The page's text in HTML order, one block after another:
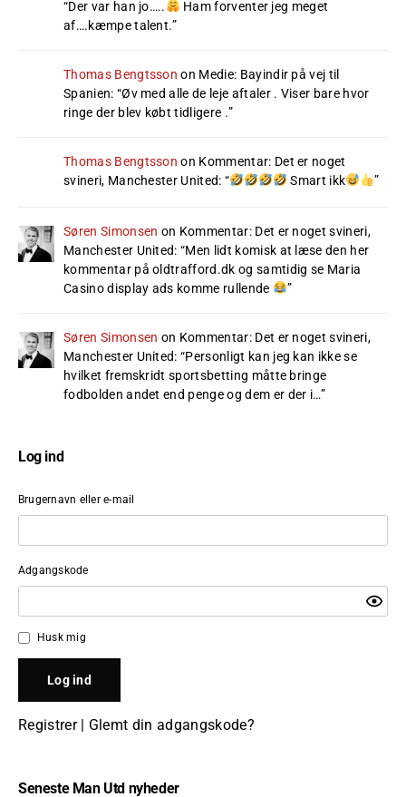
“Der var han jo…..
Ham forventer jeg meget
af….kæmpe talent.”
Thomas Bengtsson on Medie: Bayindir på vej til
Spanien: “Øv med alle de leje aftaler . Viser bare hvor
ringe der blev købt tidligere .”
Thomas Bengtsson on Kommentar: Det er noget
svineri, Manchester United: “ Smart ikk ”
Søren Simonsen on Kommentar: Det er noget svineri,
Manchester United: “Men lidt komisk at læse den her
kommentar på oldtrafford.dk og samtidig se Maria
Casino display ads komme rullende
”
Søren Simonsen on Kommentar: Det er noget svineri,
Manchester United: “Personligt kan jeg kan ikke se
hvilket fremskridt sportsbetting måtte bringe
fodbolden andet end penge og dem er der i…”
Log ind
Brugernavn eller e-mail
Adgangskode
Husk mig
Registrer| Glemt din adgangskode?
Seneste Man Utd nyheder